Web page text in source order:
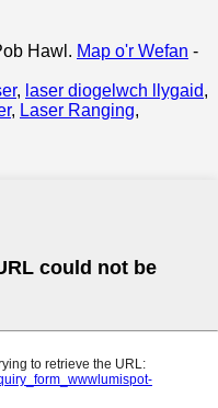
Hawl. Map o'r Wefan -
, laser diogelwch llygaid,
, Laser Ranging,